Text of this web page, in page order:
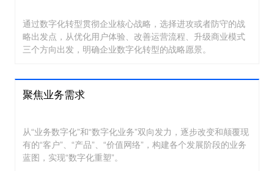
通过数字化转型贯彻企业核心战略，选择进攻或者防守的战
略出发点，从优化用户体验、改善运营流程、升级商业模式
三个方向出发，明确企业数字化转型的战略愿景。
聚焦业务需求
从“业务数字化”和“数字化业务”双向发力，逐步改变和颠覆现
有的“客户”、“产品”、“价值网络”，构建各个发展阶段的业务
蓝图，实现“数字化重塑”。